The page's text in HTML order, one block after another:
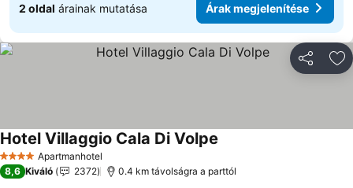
2 oldal árainak mutatása Árak megjelenítése
4 KategóriaApartmanhotel
Hotel Villaggio Cala Di Volpe
8,6 Kiváló 2372 0.4 km távolságra a parttól